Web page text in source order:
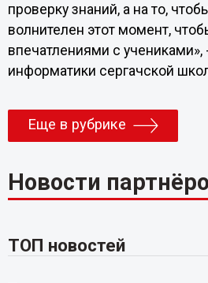
проверку знаний, а на то,
волнителен этот момент,
впечатлениями с учениками»,
информатики сергачской
Еще в рубрике
Новости
ТОП новостей